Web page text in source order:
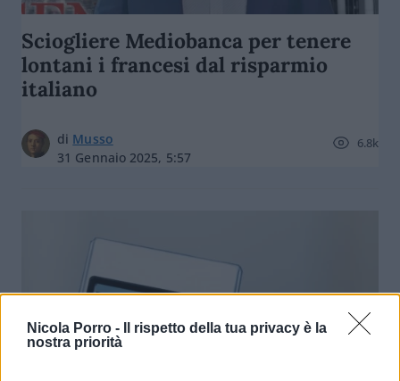
Nicola Porro -
Il rispetto della tua privacy è la
nostra priorità
Sciogliere Mediobanca per tenere
lontani i francesi dal risparmio
italiano
di Musso
31 Gennaio 2025, 5:57
6.8k